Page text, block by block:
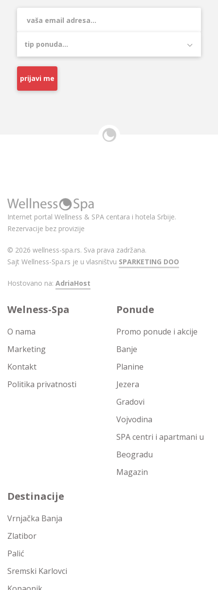
prijavi me
Internet portal Wellness & SPA centara i hotela Srbije.
Rezervacije bez provizije
© 2026 wellness-spa.rs. Sva prava zadržana.
Sajt Wellness-Spa.rs je u vlasništvu SPARKETING DOO
Hostovano na: AdriaHost
Welness-Spa
O nama
Marketing
Kontakt
Politika privatnosti
Ponude
Promo ponude i akcije
Banje
Planine
Jezera
Gradovi
Vojvodina
SPA centri i apartmani u
Beogradu
Magazin
Destinacije
Vrnjačka Banja
Zlatibor
Palić
Sremski Karlovci